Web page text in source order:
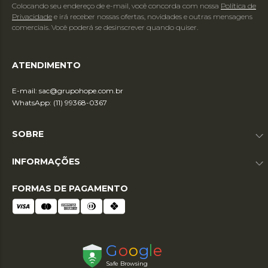
Colocando seu endereço de e-mail, você concorda com nossa Política de
Privacidade e irá receber nossas ofertas, novidades e outras mensagens
comerciais. Você poderá se desinscrever quando quiser.
ATENDIMENTO
E-mail: sac@grupohope.com.br
WhatsApp: (11) 99368-0367
SOBRE
INFORMAÇÕES
FORMAS DE PAGAMENTO